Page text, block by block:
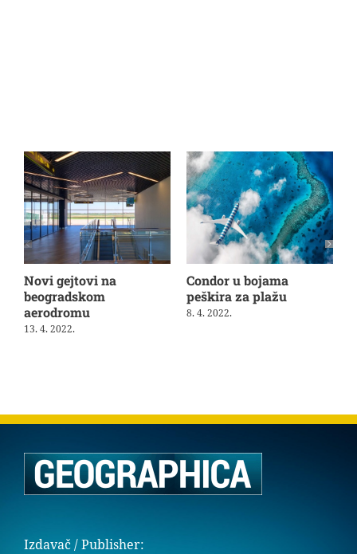
Novi gejtovi na
beogradskom
aerodromu
13. 4. 2022.
Condor u bojama
peškira za plažu
8. 4. 2022.
Izdavač / Publisher: